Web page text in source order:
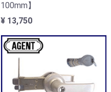
100mm】
¥ 13,750